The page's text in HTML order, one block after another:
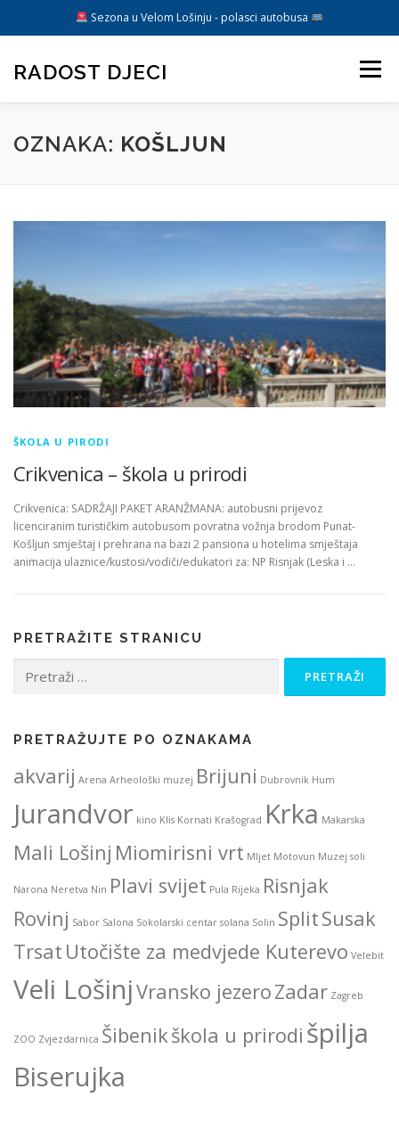
Sezona u Velom Lošinju - polasci autobusa
sadržaj
RADOST DJECI Izbornik
ARANŽMANI O NAMA DIREKTIVA EU
OZNAKA: KOŠLJUN
ŠKOLA U PIRODI
Crikvenica – škola u prirodi
Crikvenica: SADRŽAJI PAKET ARANŽMANA: autobusni prijevoz
licenciranim turističkim autobusom povratna vožnja brodom Punat-
Košljun smještaj i prehrana na bazi 2 pansiona u hotelima smještaja
animacija ulaznice/kustosi/vodiči/edukatori za: NP Risnjak (Leska i …
PRETRAŽITE STRANICU
PRETRAŽUJTE PO OZNAKAMA
akvarij Arena Arheološki muzej Brijuni Dubrovnik Hum
Jurandvor kino Klis Kornati Krašograd Krka Makarska
Mali Lošinj Miomirisni vrt Mljet Motovun Muzej soli
Narona Neretva Nin Plavi svijet Pula Rijeka Risnjak
Rovinj Sabor Salona Sokolarski centar solana Solin SplitSusak
Trsat Utočište za medvjede Kuterevo Velebit
Veli LošinjVransko jezeroZadar Zagreb
ZOO Zvjezdarnica Šibenikškola u prirodi špilja
Biserujka